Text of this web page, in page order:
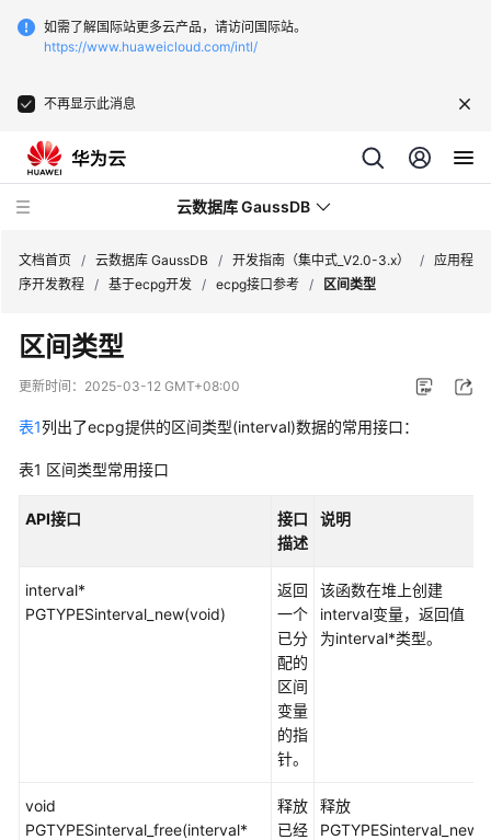
如需了解国际站更多云产品，请访问国际站。
https://www.huaweicloud.com/intl/
不再显示此消息
云数据库 GaussDB
最
新
动
务
告
品
介
快
文档首页 / 云数据库 GaussDB / 开发指南（集中式_V2.0-3.x） / 应用程
序开发教程 / 基于ecpg开发 / ecpg接口参考 / 区间类型
区间类型
更新时间： 2025-03-12 GMT+08:00
表1列出了ecpg提供的区间类型(interval)数据的常用接口：
表1 区间类型常用接口
API接口
接口
描述
说明
interval*
PGTYPESinterval_new(void)
返回
一个
已分
配的
区间
变量
的指
针。
该函数在堆上创建
interval变量，返回值
为interval*类型。
void
PGTYPESinterval_free(interval*
释放
已经
释放
PGTYPESinterval_new